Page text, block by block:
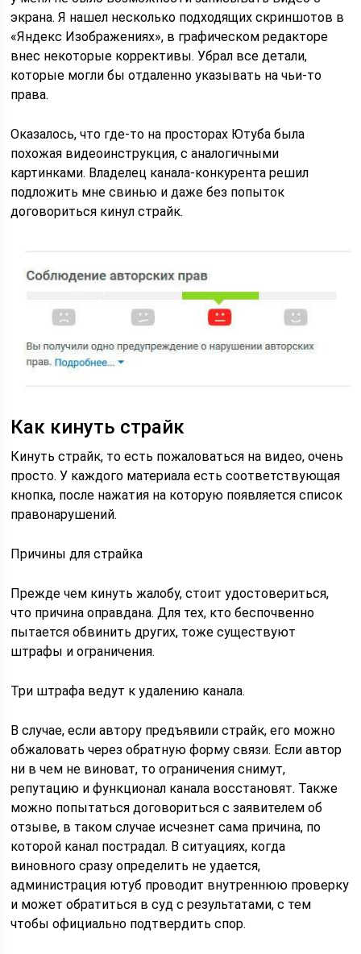
экрана. Я нашел несколько подходящих скриншотов в
«Яндекс Изображениях», в графическом редакторе
внес некоторые коррективы. Убрал все детали,
которые могли бы отдаленно указывать на чьи-то
права.
Оказалось, что где-то на просторах Ютуба была
похожая видеоинструкция, с аналогичными
картинками. Владелец канала-конкурента решил
подложить мне свинью и даже без попыток
договориться кинул страйк.
Как кинуть страйк
Кинуть страйк, то есть пожаловаться на видео, очень
просто. У каждого материала есть соответствующая
кнопка, после нажатия на которую появляется список
правонарушений.
Причины для страйка
Прежде чем кинуть жалобу, стоит удостовериться,
что причина оправдана. Для тех, кто беспочвенно
пытается обвинить других, тоже существуют
штрафы и ограничения.
Три штрафа ведут к удалению канала.
В случае, если автору предъявили страйк, его можно
обжаловать через обратную форму связи. Если автор
ни в чем не виноват, то ограничения снимут,
репутацию и функционал канала восстановят. Также
можно попытаться договориться с заявителем об
отзыве, в таком случае исчезнет сама причина, по
которой канал пострадал. В ситуациях, когда
виновного сразу определить не удается,
администрация ютуб проводит внутреннюю проверку
и может обратиться в суд с результатами, с тем
чтобы официально подтвердить спор.